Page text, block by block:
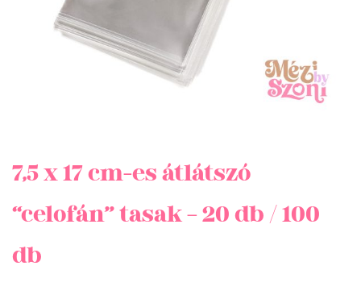
7,5 x 17 cm-es átlátszó
“celofán” tasak – 20 db / 100
db